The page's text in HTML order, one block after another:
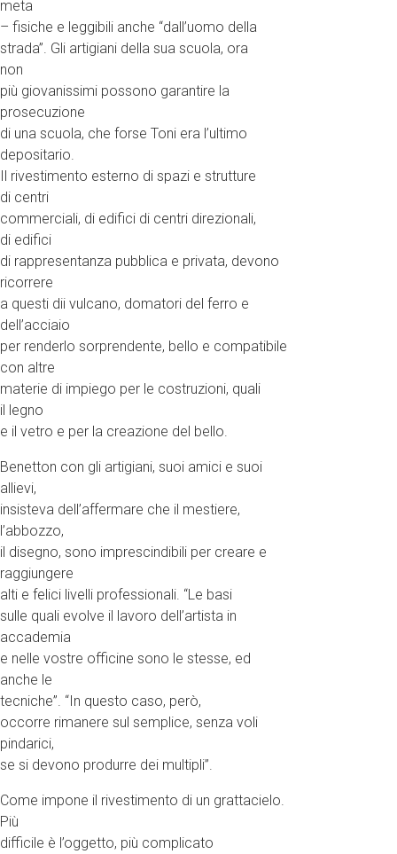
meta
– fisiche e leggibili anche “dall’uomo della
strada”. Gli artigiani della sua scuola, ora
non
più giovanissimi possono garantire la
prosecuzione
di una scuola, che forse Toni era l’ultimo
depositario.
Il rivestimento esterno di spazi e strutture
di centri
commerciali, di edifici di centri direzionali,
di edifici
di rappresentanza pubblica e privata, devono
ricorrere
a questi dii vulcano, domatori del ferro e
dell’acciaio
per renderlo sorprendente, bello e compatibile
con altre
materie di impiego per le costruzioni, quali
il legno
e il vetro e per la creazione del bello.
Benetton con gli artigiani, suoi amici e suoi
allievi,
insisteva dell’affermare che il mestiere,
l’abbozzo,
il disegno, sono imprescindibili per creare e
raggiungere
alti e felici livelli professionali. “Le basi
sulle quali evolve il lavoro dell’artista in
accademia
e nelle vostre officine sono le stesse, ed
anche le
tecniche”. “In questo caso, però,
occorre rimanere sul semplice, senza voli
pindarici,
se si devono produrre dei multipli”.
Come impone il rivestimento di un grattacielo.
Più
difficile è l’oggetto, più complicato